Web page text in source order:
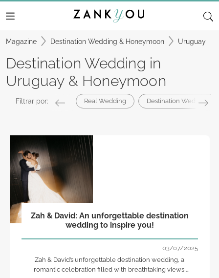
Magazine Destination Wedding & Honeymoon Uruguay
Destination Wedding in
Uruguay & Honeymoon
Filtrar por: Real Wedding Destination Wedding
Zah & David: An unforgettable destination
wedding to inspire you!
03/07/2025
Zah & David’s unforgettable destination wedding, a
romantic celebration filled with breathtaking views,